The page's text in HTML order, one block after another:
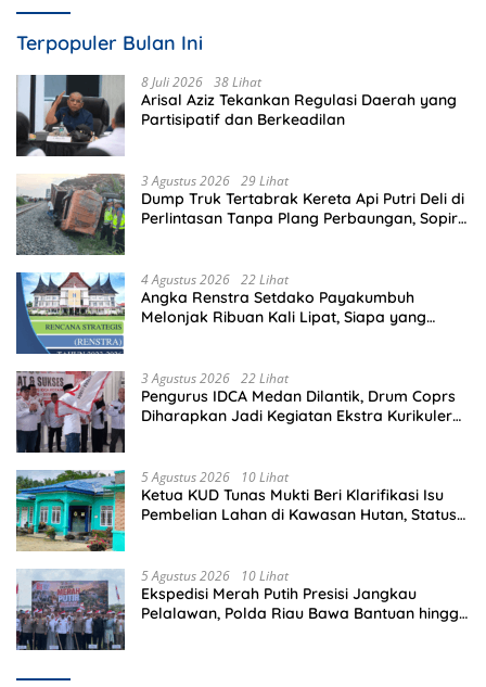
Terpopuler Bulan Ini
8 Juli 2026 38 Lihat
Arisal Aziz Tekankan Regulasi Daerah yang
Partisipatif dan Berkeadilan
3 Agustus 2026 29 Lihat
Dump Truk Tertabrak Kereta Api Putri Deli di
Perlintasan Tanpa Plang Perbaungan, Sopir
4 Agustus 2026 22 Lihat
Angka Renstra Setdako Payakumbuh
Melonjak Ribuan Kali Lipat, Siapa yang
3 Agustus 2026 22 Lihat
Pengurus IDCA Medan Dilantik, Drum Coprs
Diharapkan Jadi Kegiatan Ekstra Kurikuler
5 Agustus 2026 10 Lihat
Ketua KUD Tunas Mukti Beri Klarifikasi Isu
Pembelian Lahan di Kawasan Hutan, Status
5 Agustus 2026 10 Lihat
Ekspedisi Merah Putih Presisi Jangkau
Pelalawan, Polda Riau Bawa Bantuan hingga